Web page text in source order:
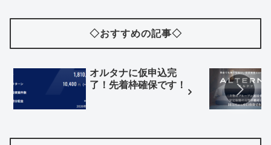
◇おすすめの記事◇
オルタナに仮申込完
了！先着枠確保です！